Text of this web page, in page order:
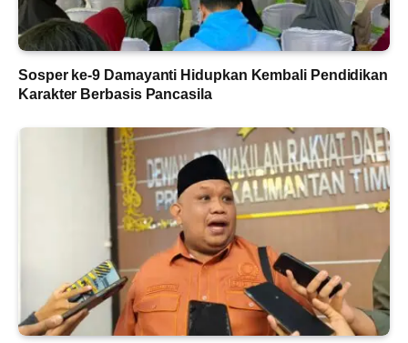
Sosper ke-9 Damayanti Hidupkan Kembali Pendidikan
Karakter Berbasis Pancasila